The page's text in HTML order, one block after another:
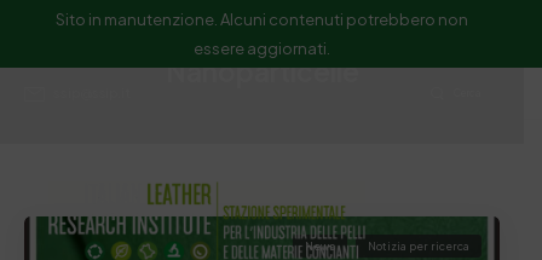
Sito in manutenzione. Alcuni contenuti potrebbero non
essere aggiornati.
Nanoparticelle
News Notizia per ricerca